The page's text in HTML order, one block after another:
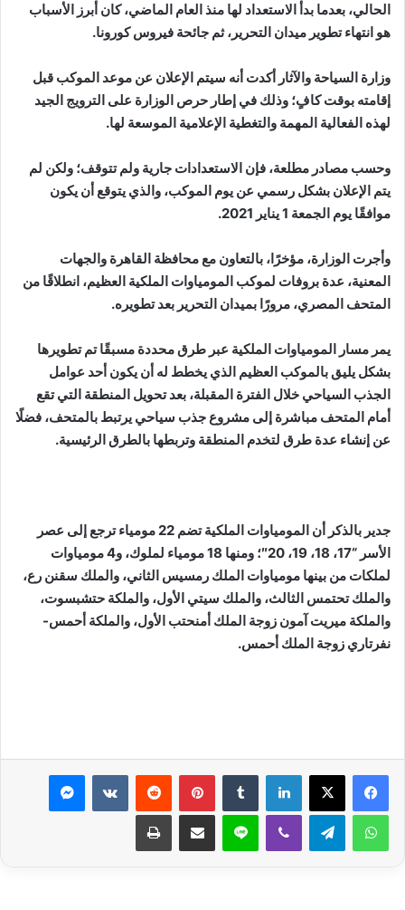
الحالي، بعدما بدأ الاستعداد لها منذ العام الماضي، كان أبرز الأسباب
هو انتهاء تطوير ميدان التحرير، ثم جائحة فيروس كورونا.
وزارة السياحة والآثار أكدت أنه سيتم الإعلان عن موعد الموكب قبل
إقامته بوقت كافٍ؛ وذلك في إطار حرص الوزارة على الترويج الجيد
لهذه الفعالية المهمة والتغطية الإعلامية الموسعة لها.
وحسب مصادر مطلعة، فإن الاستعدادات جارية ولم تتوقف؛ ولكن لم
يتم الإعلان بشكل رسمي عن يوم الموكب، والذي يتوقع أن يكون
موافقًا يوم الجمعة 1 يناير 2021.
وأجرت الوزارة، مؤخرًا، بالتعاون مع محافظة القاهرة والجهات
المعنية، عدة بروفات لموكب المومياوات الملكية العظيم، انطلاقًا من
المتحف المصري، مرورًا بميدان التحرير بعد تطويره.
يمر مسار المومياوات الملكية عبر طرق محددة مسبقًا تم تطويرها
بشكل يليق بالموكب العظيم الذي يخطط له أن يكون أحد عوامل
الجذب السياحي خلال الفترة المقبلة، بعد تحويل المنطقة التي تقع
أمام المتحف مباشرة إلى مشروع جذب سياحي يرتبط بالمتحف، فضلًا
عن إنشاء عدة طرق لتخدم المنطقة وتربطها بالطرق الرئيسية.
جدير بالذكر أن المومياوات الملكية تضم 22 مومياء ترجع إلى عصر
الأسر “17، 18، 19، 20″؛ ومنها 18 مومياء لملوك، و4 مومياوات
لملكات من بينها مومياوات الملك رمسيس الثاني، والملك سقنن رع،
والملك تحتمس الثالث، والملك سيتي الأول، والملكة حتشبسوت،
والملكة ميريت آمون زوجة الملك أمنحتب الأول، والملكة أحمس-
نفرتاري زوجة الملك أحمس.
لينكدإن بينتيريست ماسنجر
واتساب تيلقرام ڤايبر لاين مشاركة عبر البريد طباعة